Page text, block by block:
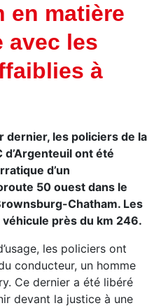
en matière
avec les
à
dernier, les policiers de la
d’Argenteuil ont été
d’un
50 ouest dans le
Chatham. Les
près du km 246.
les policiers ont
conducteur, un homme
Ce dernier a été libéré
devant la justice à une